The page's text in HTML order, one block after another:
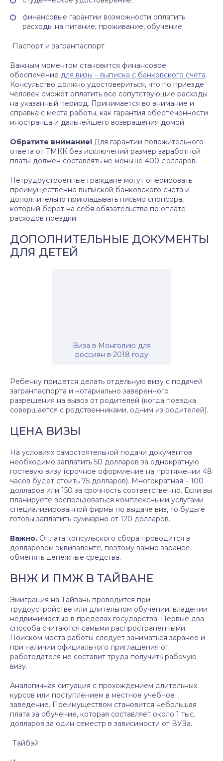
финансовые гарантии возможности оплатить
расходы на питание, проживание, обучение.
Паспорт и загранпаспорт
Важным моментом становится финансовое
обеспечение для визы – выписка с банковского счета.
Консульство должно удостовериться, что по приезде
человек сможет оплатить все сопутствующие расходы
на указанный период. Принимается во внимание и
справка с места работы, как гарантия обеспеченности
иностранца и дальнейшего возвращения домой.
Обратите внимание! Для гарантии положительного
ответа от ТМКК без исключений размер заработной
платы должен составлять не меньше 400 долларов.
Нетрудоустроенные граждане могут оперировать
преимущественно выпиской банковского счета и
дополнительно прикладывать письмо спонсора,
который берет на себя обязательства по оплате
расходов поездки.
ДОПОЛНИТЕЛЬНЫЕ ДОКУМЕНТЫ
ДЛЯ ДЕТЕЙ
Виза в Монголию для
россиян в 2018 году
Ребенку придется делать отдельную визу с подачей
загранпаспорта и нотариально заверенного
разрешения на вывоз от родителей (когда поездка
совершается с родственниками, одним из родителей).
ЦЕНА ВИЗЫ
На условиях самостоятельной подачи документов
необходимо заплатить 50 долларов за однократную
гостевую визу (срочное оформление на протяжении 48
часов будет стоить 75 долларов). Многократная – 100
долларов или 150 за срочность соответственно. Если вы
планируете воспользоваться комплексными услугами
специализированной фирмы по выдаче виз, то будьте
готовы заплатить суммарно от 120 долларов.
Важно. Оплата консульского сбора проводится в
долларовом эквиваленте, поэтому важно заранее
обменять денежные средства.
ВНЖ И ПМЖ В ТАЙВАНЕ
Эмиграция на Тайвань проводится при
трудоустройстве или длительном обучении, владении
недвижимостью в пределах государства. Первые два
способа считаются самыми распространенными.
Поиском места работы следует заниматься заранее и
при наличии официального приглашения от
работодателя не составит труда получить рабочую
визу.
Аналогичная ситуация с прохождением длительных
курсов или поступлением в местное учебное
заведение. Преимуществом становится небольшая
плата за обучение, которая составляет около 1 тыс.
долларов за один семестр в зависимости от ВУЗа.
Тайбэй